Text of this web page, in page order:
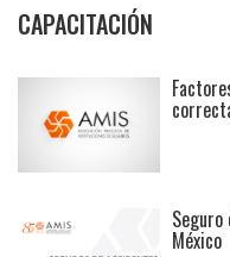
CAPACITACIÓN
México